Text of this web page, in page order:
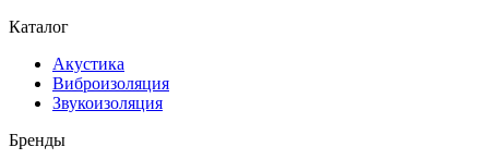
Каталог
Акустика
Виброизоляция
Звукоизоляция
Бренды